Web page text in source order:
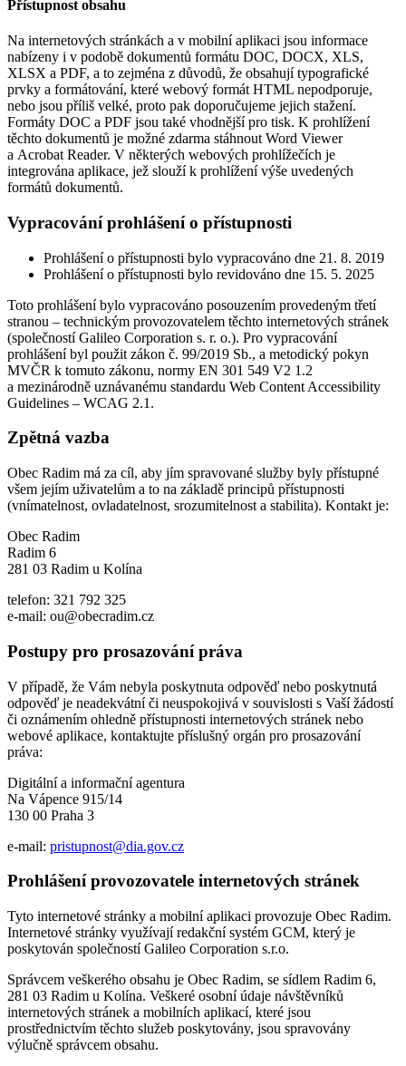
Přístupnost obsahu
Na internetových stránkách a v mobilní aplikaci jsou informace
nabízeny i v podobě dokumentů formátu DOC, DOCX, XLS,
XLSX a PDF, a to zejména z důvodů, že obsahují typografické
prvky a formátování, které webový formát HTML nepodporuje,
nebo jsou příliš velké, proto pak doporučujeme jejich stažení.
Formáty DOC a PDF jsou také vhodnější pro tisk. K prohlížení
těchto dokumentů je možné zdarma stáhnout Word Viewer
a Acrobat Reader. V některých webových prohlížečích je
integrována aplikace, jež slouží k prohlížení výše uvedených
formátů dokumentů.
Vypracování prohlášení o přístupnosti
Prohlášení o přístupnosti bylo vypracováno dne 21. 8. 2019
Prohlášení o přístupnosti bylo revidováno dne 15. 5. 2025
Toto prohlášení bylo vypracováno posouzením provedeným třetí
stranou – technickým provozovatelem těchto internetových stránek
(společností Galileo Corporation s. r. o.). Pro vypracování
prohlášení byl použit zákon č. 99/2019 Sb., a metodický pokyn
MVČR k tomuto zákonu, normy EN 301 549 V2 1.2
a mezinárodně uznávanému standardu Web Content Accessibility
Guidelines – WCAG 2.1.
Zpětná vazba
Obec Radim má za cíl, aby jím spravované služby byly přístupné
všem jejím uživatelům a to na základě principů přístupnosti
(vnímatelnost, ovladatelnost, srozumitelnost a stabilita). Kontakt je:
Obec Radim
Radim 6
281 03 Radim u Kolína
telefon: 321 792 325
e-mail: ou@obecradim.cz
Postupy pro prosazování práva
V případě, že Vám nebyla poskytnuta odpověď nebo poskytnutá
odpověď je neadekvátní či neuspokojivá v souvislosti s Vaší žádostí
či oznámením ohledně přístupnosti internetových stránek nebo
webové aplikace, kontaktujte příslušný orgán pro prosazování
práva:
Digitální a informační agentura
Na Vápence 915/14
130 00 Praha 3
e-mail: pristupnost@dia.gov.cz
Prohlášení provozovatele internetových stránek
Tyto internetové stránky a mobilní aplikaci provozuje Obec Radim.
Internetové stránky využívají redakční systém GCM, který je
poskytován společností Galileo Corporation s.r.o.
Správcem veškerého obsahu je Obec Radim, se sídlem Radim 6,
281 03 Radim u Kolína. Veškeré osobní údaje návštěvníků
internetových stránek a mobilních aplikací, které jsou
prostřednictvím těchto služeb poskytovány, jsou spravovány
výlučně správcem obsahu.